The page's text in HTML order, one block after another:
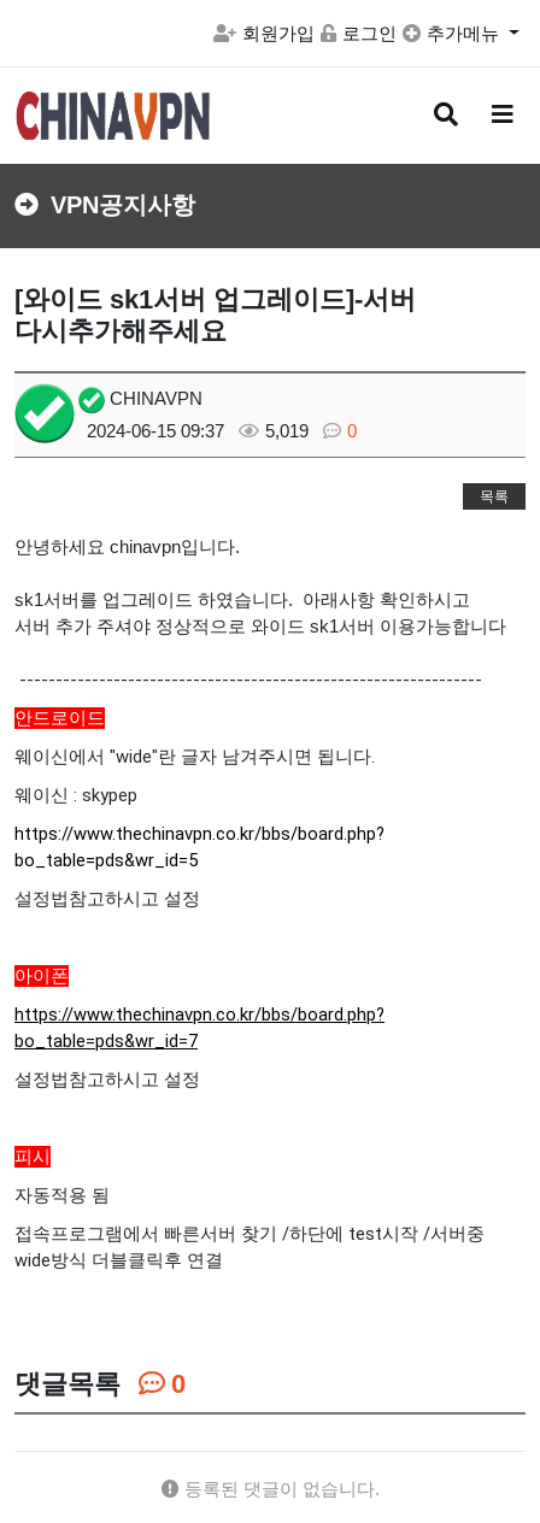
회원가입 로그인 추가메뉴
검
버
메
버
VPN공지사항
[와이드 sk1서버 업그레이드]-서버
다시추가해주세요
CHINAVPN
2024-06-15 09:37
5,019 0
목록
안녕하세요 chinavpn입니다.
sk1서버를 업그레이드 하였습니다. 아래사항 확인하시고
서버 추가 주셔야 정상적으로 와이드 sk1서버 이용가능합니다
----------------------------------------------------------------
안드로이드
웨이신에서 "wide"란 글자 남겨주시면 됩니다.
웨이신 : skypep
https://www.thechinavpn.co.kr/bbs/board.php?
bo_table=pds&wr_id=5
설정법참고하시고 설정
아이폰
https://www.thechinavpn.co.kr/bbs/board.php?
bo_table=pds&wr_id=7
설정법참고하시고 설정
피시
자동적용 됨
접속프로그램에서 빠른서버 찾기 /하단에 test시작 /서버중
wide방식 더블클릭후 연결
댓글목록 0
등록된 댓글이 없습니다.